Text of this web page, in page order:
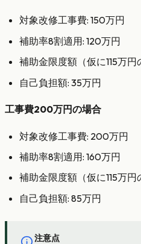
対象改修工事費: 150万円
補助率8割適用: 120万円
補助金限度額（仮に115万円
自己負担額: 35万円
工事費200万円の場合
対象改修工事費: 200万円
補助率8割適用: 160万円
補助金限度額（仮に115万円
自己負担額: 85万円
注意点